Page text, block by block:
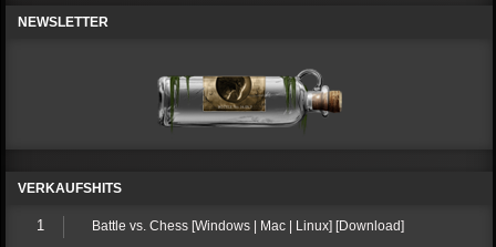
NEWSLETTER
VERKAUFSHITS
1 Battle vs. Chess [Windows | Mac | Linux] [Download]